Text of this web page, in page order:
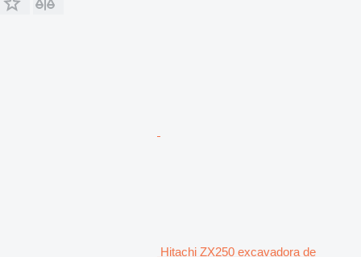
Hitachi ZX250 excavadora de